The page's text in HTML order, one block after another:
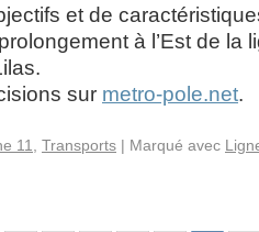
et de
à l’Est de la
sur metro-pole.net.
11 Transports | Marqué avec